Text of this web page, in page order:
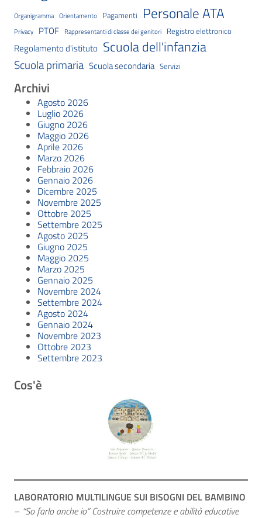
Organigramma Orientamento Pagamenti Personale ATA
Privacy PTOF Rappresentanti di classe dei genitori Registro elettronico
Regolamento d'istituto Scuola dell'infanzia
Scuola primaria Scuola secondaria Servizi
Archivi
Agosto 2026
Luglio 2026
Giugno 2026
Maggio 2026
Aprile 2026
Marzo 2026
Febbraio 2026
Gennaio 2026
Dicembre 2025
Novembre 2025
Ottobre 2025
Settembre 2025
Agosto 2025
Giugno 2025
Maggio 2025
Marzo 2025
Gennaio 2025
Novembre 2024
Settembre 2024
Agosto 2024
Gennaio 2024
Novembre 2023
Ottobre 2023
Settembre 2023
Cos'è
LABORATORIO MULTILINGUE SUI BISOGNI DEL BAMBINO
– “So farlo anche io” Costruire competenze e abilità educative